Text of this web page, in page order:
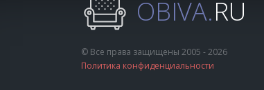
OBIVA.RU
© Все права защищены 2005 - 2026
Политика конфиденциальности